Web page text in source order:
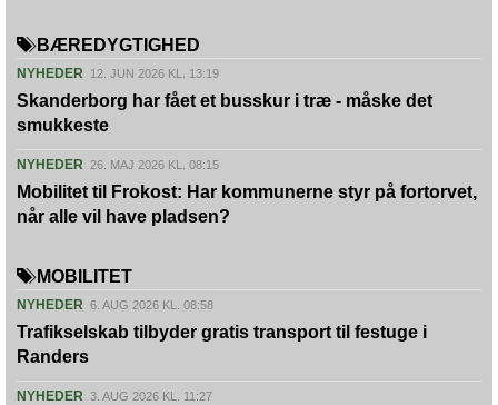
BÆREDYGTIGHED
NYHEDER 12. JUN 2026 KL. 13:19
Skanderborg har fået et busskur i træ - måske det
smukkeste
NYHEDER 26. MAJ 2026 KL. 08:15
Mobilitet til Frokost: Har kommunerne styr på fortorvet,
når alle vil have pladsen?
MOBILITET
NYHEDER 6. AUG 2026 KL. 08:58
Trafikselskab tilbyder gratis transport til festuge i
Randers
NYHEDER 3. AUG 2026 KL. 11:27